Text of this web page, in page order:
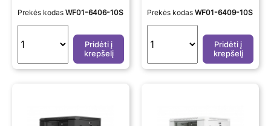
6406-10S | Grey
Prekės kodas WF01-6406-10S
Pridėti į
krepšelį
Prekės kodas WF01-6409-10S
Pridėti į
krepšelį